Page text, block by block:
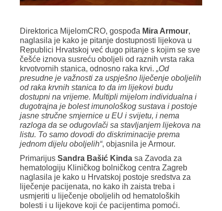
Direktorica MijelomCRO, gospođa Mira Armour,
naglasila je kako je pitanje dostupnosti lijekova u
Republici Hrvatskoj već dugo pitanje s kojim se sve
češće iznova susreću oboljeli od raznih vrsta raka
krvotvornih stanica, odnosno raka krvi. „Od
presudne je važnosti za uspješno liječenje oboljelih
od raka krvnih stanica to da im lijekovi budu
dostupni na vrijeme. Multipli mijelom individualna i
dugotrajna je bolest imunološkog sustava i postoje
jasne stručne smjernice u EU i svijetu, i nema
razloga da se odugovlači sa stavljanjem lijekova na
listu. To samo dovodi do diskriminacije prema
jednom dijelu oboljelih“, objasnila je Armour.
Primarijus Sandra Bašić Kinda sa Zavoda za
hematologiju Kliničkog bolničkog centra Zagreb
naglasila je kako u Hrvatskoj postoje sredstva za
liječenje pacijenata, no kako ih zaista treba i
usmjeriti u liječenje oboljelih od hematoloških
bolesti i u lijekove koji će pacijentima pomoći.